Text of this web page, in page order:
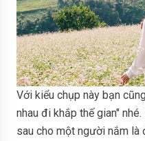
Với kiểu chụp này bạn
nhau đi khắp thế gian"
sau cho một người nắm là